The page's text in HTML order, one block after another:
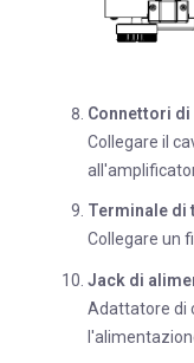
Connettori di
Collegare il
Terminale di
Collegare un
Jack di
Adattatore di